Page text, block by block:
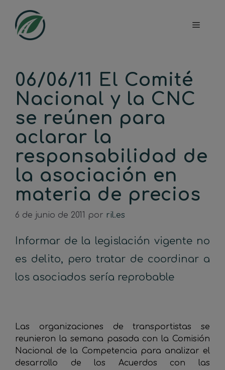
contenido
Menú
06/06/11 El Comité
Nacional y la CNC
se reúnen para
aclarar la
responsabilidad de
la asociación en
materia de precios
6 de junio de 2011 por ril.es
Informar de la legislación vigente no
es delito, pero tratar de coordinar a
los asociados sería reprobable
Las organizaciones de transportistas se
reunieron la semana pasada con la Comisión
Nacional de la Competencia para analizar el
desarrollo de los Acuerdos con las